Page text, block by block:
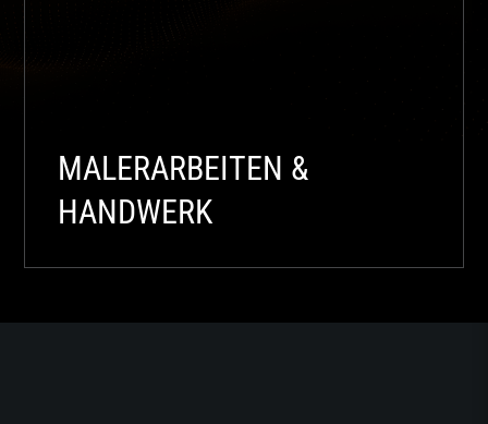
MALERARBEITEN &
HANDWERK